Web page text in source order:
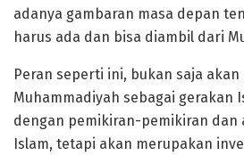
adanya gambaran masa depan
harus ada dan bisa diambil dari
Peran seperti ini, bukan saja
Muhammadiyah sebagai gerakan
dengan pemikiran-pemikiran dan
Islam, tetapi akan merupakan